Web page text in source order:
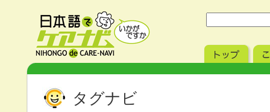
タグナビ